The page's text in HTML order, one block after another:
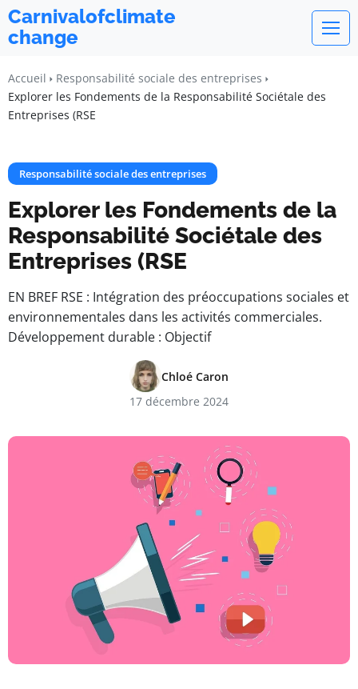
Carnivalofclimate
change
Accueil
Responsabilité sociale des entreprises
Explorer les Fondements de la Responsabilité Sociétale des
Entreprises (RSE
Responsabilité sociale des entreprises
Explorer les Fondements de la
Responsabilité Sociétale des
Entreprises (RSE
EN BREF RSE : Intégration des préoccupations sociales et
environnementales dans les activités commerciales.
Développement durable : Objectif
Chloé Caron
17 décembre 2024